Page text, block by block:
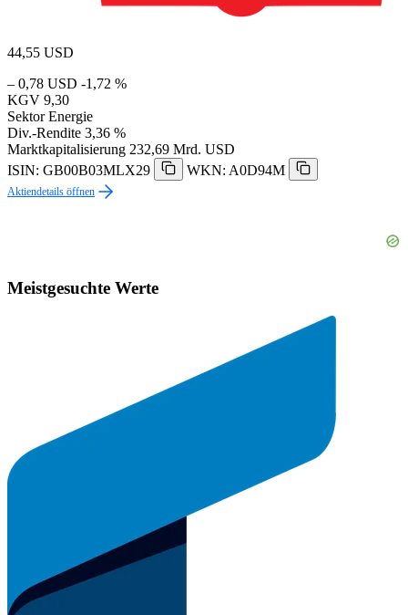
44,55 USD
– 0,78 USD -1,72 %
KGV 9,30
Sektor Energie
Div.-Rendite 3,36 %
Marktkapitalisierung 232,69 Mrd. USD
ISIN: GB00B03MLX29
WKN: A0D94M
Aktiendetails öffnen
Meistgesuchte Werte